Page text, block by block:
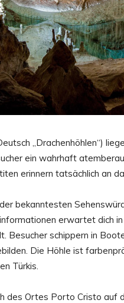
„Drachenhöhlen“)
ein wahrhaft
erinnern tatsächlich an
bekanntesten
erwartet dich
Besucher schippern in
Die Höhle ist
Türkis.
des Ortes Porto Cristo auf